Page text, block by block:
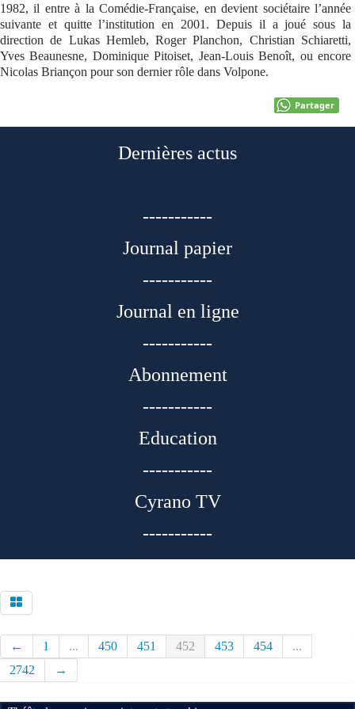
1982, il entre à la Comédie-Française, en devient sociétaire l’année
suivante et quitte l’institution en 2001. Depuis il a joué sous la
direction de Lukas Hemleb, Roger Planchon, Christian Schiaretti,
Yves Beaunesne, Dominique Pitoiset, Jean-Louis Benoît, ou encore
Nicolas Briançon pour son dernier rôle dans Volpone.
Partager
Dernières actus
-----------
Journal papier
-----------
Journal en ligne
-----------
Abonnement
-----------
Education
-----------
Cyrano TV
-----------
← 1 ... 450 451 452 453 454
...
2742
→